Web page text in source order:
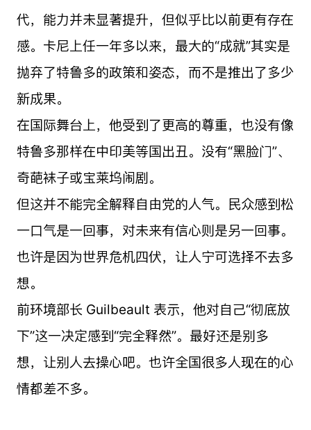
代，能力并未显著提升，但似乎比以前更有存在
感。卡尼上任一年多以来，最大的“成就”其实是
抛弃了特鲁多的政策和姿态，而不是推出了多少
新成果。
在国际舞台上，他受到了更高的尊重，也没有像
特鲁多那样在中印美等国出丑。没有“黑脸门”、
奇葩袜子或宝莱坞闹剧。
但这并不能完全解释自由党的人气。民众感到松
一口气是一回事，对未来有信心则是另一回事。
也许是因为世界危机四伏，让人宁可选择不去多
想。
前环境部长 Guilbeault 表示，他对自己“彻底放
下”这一决定感到“完全释然”。最好还是别多
想，让别人去操心吧。也许全国很多人现在的心
情都差不多。